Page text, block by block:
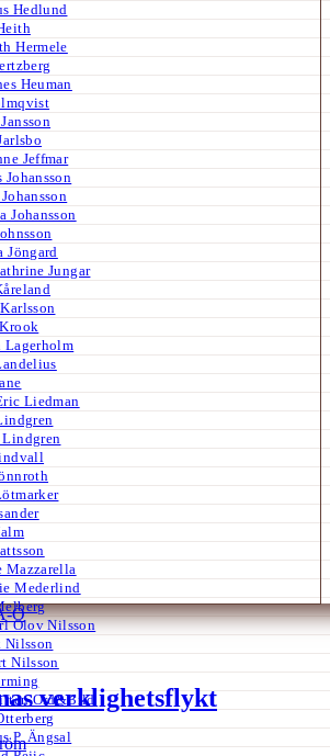
Hedlund
Hermele
Heuman
Jeffmar
Johansson
Johansson
Jöngard
Jungar
Lagerholm
Liedman
Lindgren
Mazzarella
Mederlind
Olov Nilsson
Nilsson
Nilsson
Ord&Bild
P. Ängsal
Ö
verklighetsflykt